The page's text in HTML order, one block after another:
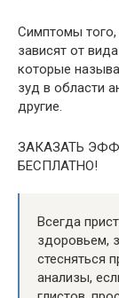
Симптомы того,
зависят от
которые
зуд в области
другие.
ЗАКАЗАТЬ
БЕСПЛАТНО!
Всегда
здоровьем,
стесняться
анализы,